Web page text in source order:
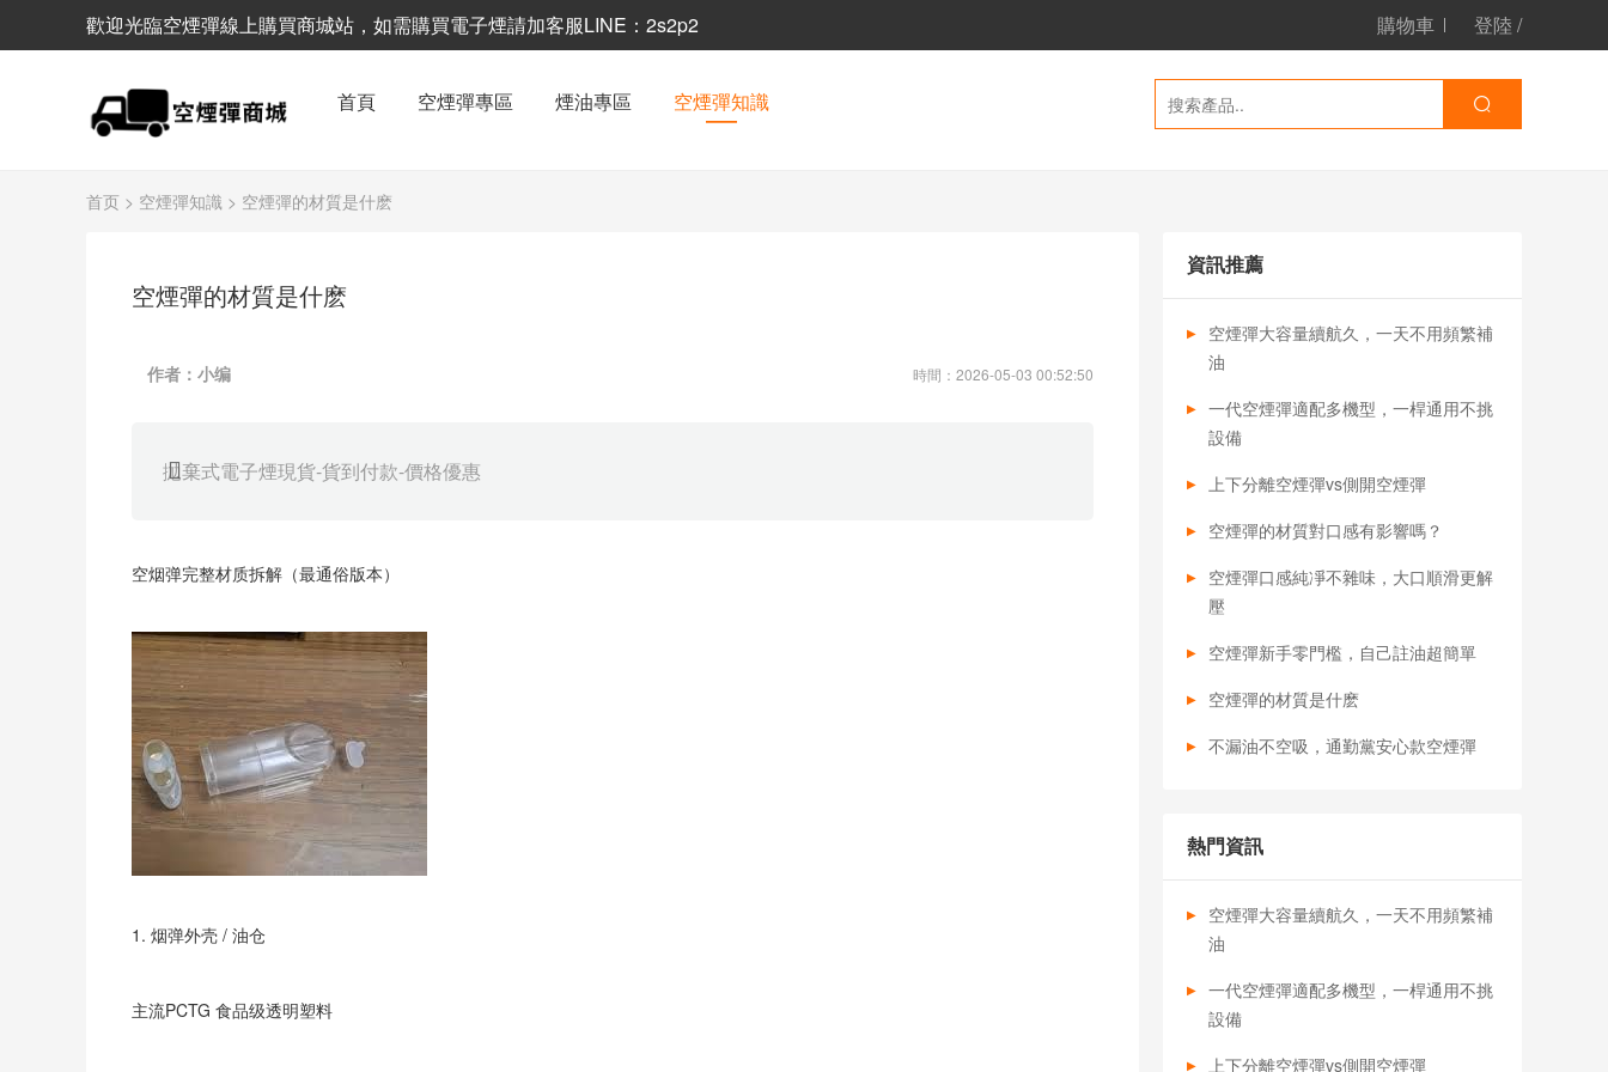
歡迎光臨空煙彈線上購買商城站，如需購買電子煙請加客服LINE：2s2p2 購物車 登陸 /
首頁 空煙彈專區 煙油專區 空煙彈知識
首页 > 空煙彈知識 > 空煙彈的材質是什麽
空煙彈的材質是什麽
作者：小编 時間：2026-05-03 00:52:50
拋棄式電子煙現貨-貨到付款-價格優惠
空烟弹完整材质拆解（最通俗版本）
1. 烟弹外壳 / 油仓
主流PCTG 食品级透明塑料
資訊推薦
空煙彈大容量續航久，一天不用頻繁補
油
一代空煙彈適配多機型，一桿通用不挑
設備
上下分離空煙彈vs側開空煙彈
空煙彈的材質對口感有影響嗎？
空煙彈口感純凈不雜味，大口順滑更解
壓
空煙彈新手零門檻，自己註油超簡單
空煙彈的材質是什麽
不漏油不空吸，通勤黨安心款空煙彈
熱門資訊
空煙彈大容量續航久，一天不用頻繁補
油
一代空煙彈適配多機型，一桿通用不挑
設備
上下分離空煙彈vs側開空煙彈